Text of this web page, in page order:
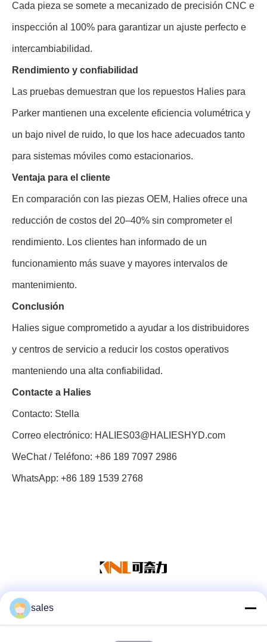
Cada pieza se somete a mecanizado de precisión CNC e
inspección al 100% para garantizar un ajuste perfecto e
intercambiabilidad.
Rendimiento y confiabilidad
Las pruebas demuestran que los repuestos Halies para
Parker mantienen una excelente eficiencia volumétrica y
un bajo nivel de ruido, lo que los hace adecuados tanto
para sistemas móviles como estacionarios.
Ventaja para el cliente
En comparación con las piezas OEM, Halies ofrece una
reducción de costos del 20–40% sin comprometer el
rendimiento. Los clientes han informado de un
funcionamiento más suave y mayores intervalos de
mantenimiento.
Conclusión
Halies sigue comprometido a ayudar a los distribuidores
y centros de servicio a reducir los costos operativos
manteniendo una alta confiabilidad.
Contacte a Halies
Contacto: Stella
Correo electrónico: HALIES03@HALIESHYD.com
WeChat / Teléfono: +86 189 7097 2986
WhatsApp: +86 189 1539 2768
sales